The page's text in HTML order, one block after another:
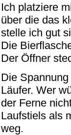
Ich platziere
über die das
stelle ich gut
Die
Der Öffner
Die
Läufer. Wer
der Ferne
Laufstiels als
weg.